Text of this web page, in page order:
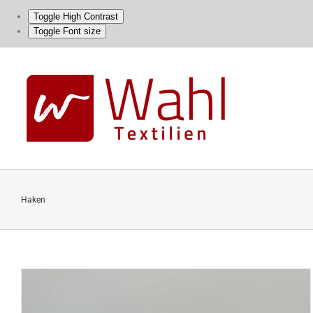
Toggle High Contrast
Toggle Font size
content
Haken